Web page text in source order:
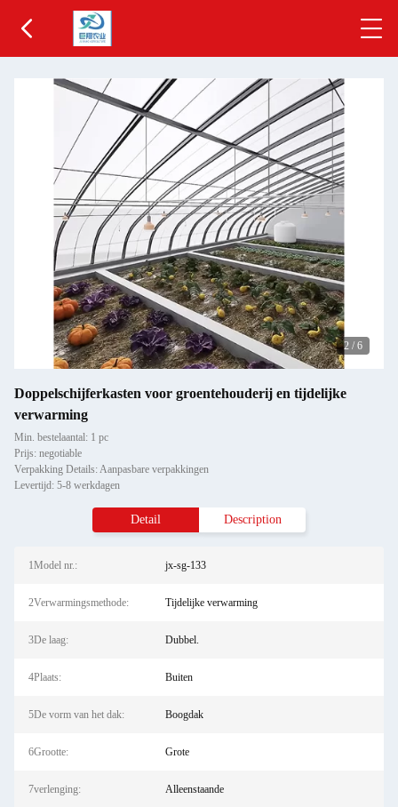
2 / 6
Doppelschijferkasten voor groentehouderij en tijdelijke
verwarming
Min. bestelaantal: 1 pc
Prijs: negotiable
Verpakking Details: Aanpasbare verpakkingen
Levertijd: 5-8 werkdagen
Detail Description
1Model nr.: jx-sg-133
2Verwarmingsmethode: Tijdelijke verwarming
3De laag: Dubbel.
4Plaats: Buiten
5De vorm van het dak: Boogdak
6Grootte: Grote
7verlenging: Alleenstaande